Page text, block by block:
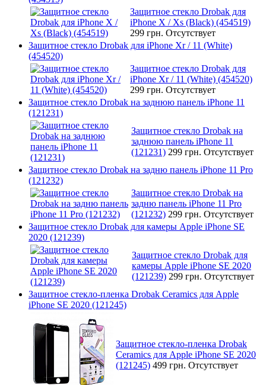
Защитное стекло Drobak для
iPhone X / Xs (Black) (454519)
299 грн. Отсутствует
Защитное стекло Drobak для iPhone Xr / 11 (White)
(454520)
Защитное стекло Drobak для
iPhone Xr / 11 (White) (454520)
299 грн. Отсутствует
Защитное стекло Drobak на заднюю панель iPhone 11
(121231)
Защитное стекло Drobak на
заднюю панель iPhone 11
(121231) 299 грн. Отсутствует
Защитное стекло Drobak на задню панель iPhone 11 Pro
(121232)
Защитное стекло Drobak на
задню панель iPhone 11 Pro
(121232) 299 грн. Отсутствует
Защитное стекло Drobak для камеры Apple iPhone SE
2020 (121239)
Защитное стекло Drobak для
камеры Apple iPhone SE 2020
(121239) 299 грн. Отсутствует
Защитное стекло-пленка Drobak Ceramics для Apple
iPhone SE 2020 (121245)
Защитное стекло-пленка Drobak
Ceramics для Apple iPhone SE 2020
(121245) 499 грн. Отсутствует